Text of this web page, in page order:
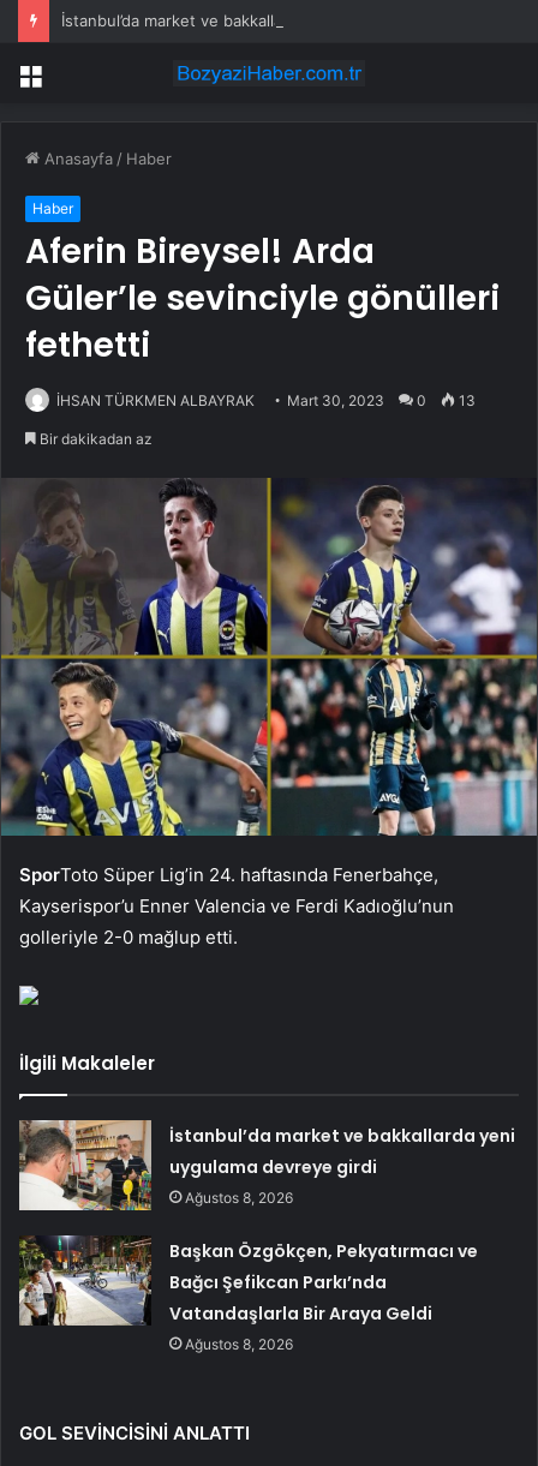
Menü
Anasayfa / Haber
Haber
Aferin Bireysel! Arda
Güler’le sevinciyle gönülleri
fethetti
İHSAN TÜRKMEN ALBAYRAK Mart 30, 2023 0 13
Bir dakikadan az
SporToto Süper Lig’in 24. haftasında Fenerbahçe,
Kayserispor’u Enner Valencia ve Ferdi Kadıoğlu’nun
golleriyle 2-0 mağlup etti.
İlgili Makaleler
İstanbul’da market ve bakkallarda yeni
uygulama devreye girdi
Ağustos 8, 2026
Başkan Özgökçen, Pekyatırmacı ve
Bağcı Şefikcan Parkı’nda
Vatandaşlarla Bir Araya Geldi
Ağustos 8, 2026
GOL SEVİNCİSİNİ ANLATTI